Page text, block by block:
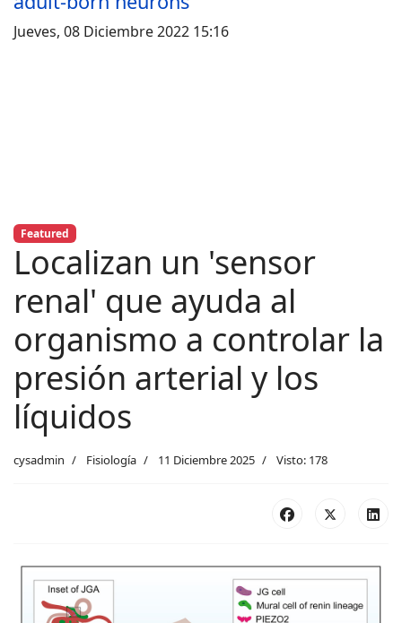
Jueves, 08 Diciembre 2022 15:16
Featured
Localizan un 'sensor
renal' que ayuda al
organismo a controlar la
presión arterial y los
líquidos
cysadmin Fisiología 11 Diciembre 2025 Visto: 178